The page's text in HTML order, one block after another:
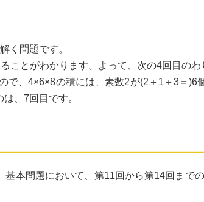
く問題です。
ことがわかります。よって、次の4回目の
で、4×6×8の積には、素数2が(2＋1＋3＝
、7回目です。
本問題において、第11回から第14回まで